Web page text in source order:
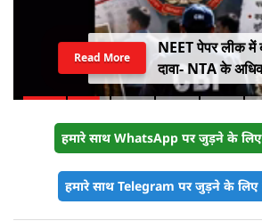
NEET पेपर लीक में
दावा- NTA के
थे प्रश्नपत्र
Read More
हमारे साथ WhatsApp पर जुड़ने के
हमारे साथ Telegram पर जुड़ने के